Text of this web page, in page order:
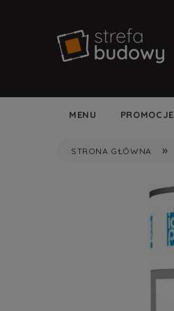
MENU PROMOCJE
STRONA GŁÓWNA »